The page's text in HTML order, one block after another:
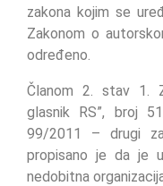
zakona kojim se
Zakonom o
određeno.
Članom 2. stav 1.
glasnik RS”, broj
99/2011 – drugi
propisano je da je
nedobitna